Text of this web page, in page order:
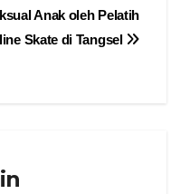
Anak oleh Pelatih
Skate di Tangsel